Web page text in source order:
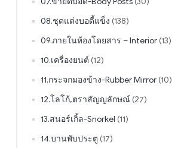
08.ชุดแต่งบอดี้แข็ง (138)
09.ภายในห้องโดยสาร – Interior (13)
10.เครื่องยนต์ (12)
11.กระจกมองข้าง-Rubber Mirror (10)
12.โลโก้,ตราสัญญลักษณ์ (27)
13.สนอร์เกิ้ล-Snorkel (11)
14.บานพับประตู (17)